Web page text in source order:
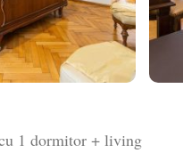
1 dormitor + living